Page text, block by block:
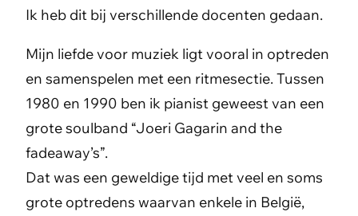
Ik heb dit bij verschillende docenten gedaan.
Mijn liefde voor muziek ligt vooral in optreden
en samenspelen met een ritmesectie. Tussen
1980 en 1990 ben ik pianist geweest van een
grote soulband “Joeri Gagarin and the
fadeaway’s”.
Dat was een geweldige tijd met veel en soms
grote optredens waarvan enkele in België,